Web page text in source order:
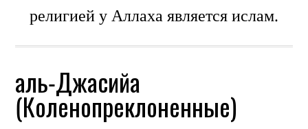
религией у Аллаха является ислам.
аль-Джасийа
(Коленопреклоненные)